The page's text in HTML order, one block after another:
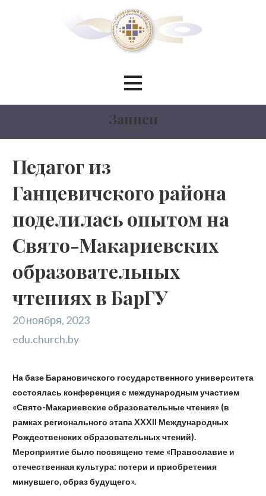
Синодальный отдел по
сотрудничеству со светскими
учреждениями образования
БЕЛОРУССКИЙ ЭКЗАРХАТ
МОСКОВСКИЙ ПАТРИАРХАТ
Записи
Педагог из
Ганцевичского района
поделилась опытом на
Свято-Макариевских
образовательных
чтениях в БарГУ
20 ноября, 2023
edu.church.by
На базе Барановичского государственного университета
состоялась конференция с международным участием
«Свято-Макариевскиеобразовательныечтения»(в
рамках регионального этапа XXXII Международных
Рождественских образовательных чтений).
Мероприятие было посвящено теме «Православие и
отечественная культура: потери и приобретения
минувшего, образ будущего».